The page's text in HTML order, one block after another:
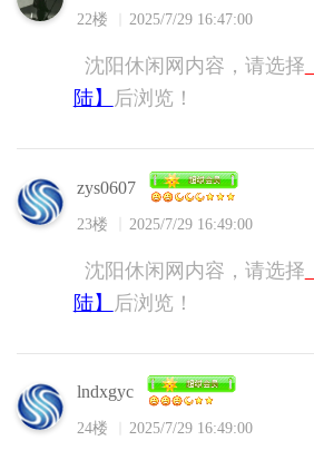
22楼 2025/7/29 16:47:00
沈阳休闲网内容，请选择
陆】
后浏览！
zys0607
23楼 2025/7/29 16:49:00
沈阳休闲网内容，请选择
陆】
后浏览！
lndxgyc
24楼 2025/7/29 16:49:00